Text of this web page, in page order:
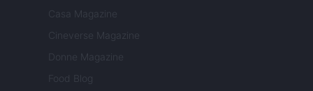
Casa Magazine
Cineverse Magazine
Donne Magazine
Food Blog